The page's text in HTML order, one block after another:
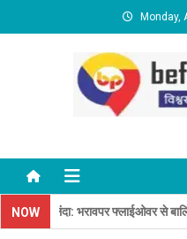
to
Monday,
NOW
नालंदा: भरावपर फ्लाईओवर से बालिका ने